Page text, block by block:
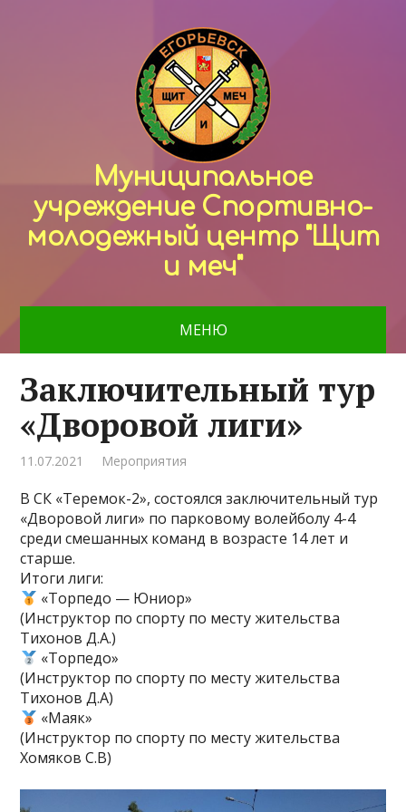
Муниципальное
учреждение Спортивно-
молодежный центр "Щит
и меч"
МЕНЮ
Заключительный тур
«Дворовой лиги»
11.07.2021 Мероприятия
В СК «Теремок-2», состоялся заключительный тур
«Дворовой лиги» по парковому волейболу 4-4
среди смешанных команд в возрасте 14 лет и
старше.
Итоги лиги:
«Торпедо — Юниор»
(Инструктор по спорту по месту жительства
Тихонов Д.А.)
«Торпедо»
(Инструктор по спорту по месту жительства
Тихонов Д.А)
«Маяк»
(Инструктор по спорту по месту жительства
Хомяков С.В)